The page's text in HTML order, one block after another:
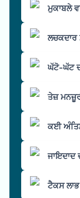
ਮੁਕਾਬਲੇ
ਲਚਕਦਾਰ
ਘੱਟੋ-ਘੱਟ
ਤੇਜ਼
ਕਈ
ਜਾਇਦਾਦ
ਟੈਕਸ